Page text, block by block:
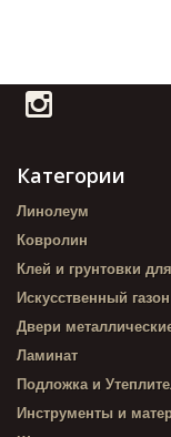
Категории
Линолеум
Ковролин
Клей и грунтовки
Искусственный газон
Двери
Ламинат
Подложка и
Инструменты и